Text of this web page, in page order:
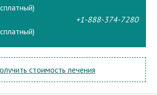
+1-888-374-7280
стоимость лечения